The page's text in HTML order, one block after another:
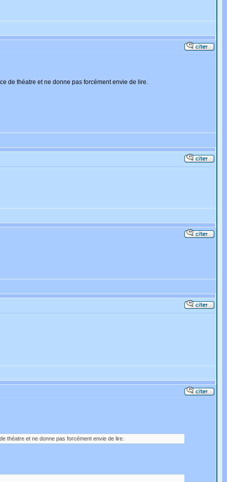
de théatre et ne donne pas forcément envie de lire.
théatre et ne donne pas forcément envie de lire.